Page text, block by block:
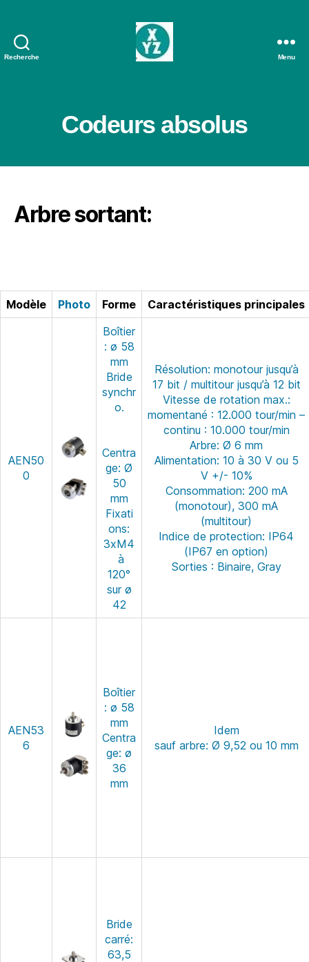
Recherche Menu
Codeurs absolus
Arbre sortant:
Modèle Photo Forme Caractéristiques principales
AEN50
0
Boîtier
: ø 58
mm
Bride
synchr
o.
Centra
ge: Ø
50
mm
Fixati
ons:
3xM4
à
120°
sur ø
42
Résolution: monotour jusqu’à
17 bit / multitour jusqu’à 12 bit
Vitesse de rotation max.:
momentané : 12.000 tour/min –
continu : 10.000 tour/min
Arbre: Ø 6 mm
Alimentation: 10 à 30 V ou 5
V +/- 10%
Consommation: 200 mA
(monotour), 300 mA
(multitour)
Indice de protection: IP64
(IP67 en option)
Sorties : Binaire, Gray
AEN53
6
Boîtier
: ø 58
mm
Centra
ge: ø
36
mm
Idem
sauf arbre: Ø 9,52 ou 10 mm
Bride
carré:
63,5